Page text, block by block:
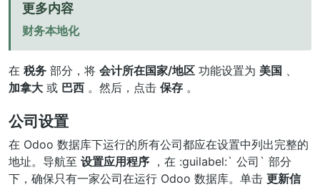
更多内容
财务本地化
在 税务 部分，将 会计所在国家/地区 功能设置为 美国
加拿大 或 巴西 。然后，点击 保存 。
公司设置
在 Odoo 数据库下运行的所有公司都应在设置中列出完整的
地址。导航至 设置应用程序 ，在 :guilabel:` 公司` 部分
下，确保只有一家公司在运行 Odoo 数据库。单击 更新信